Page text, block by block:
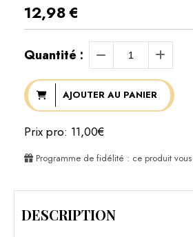
12,98€
Quantité :
AJOUTER AU PANIER
Prix pro: 11,00€
Programme de fidélité : ce produit vous
DESCRIPTION